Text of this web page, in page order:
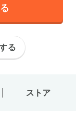
る
ストア